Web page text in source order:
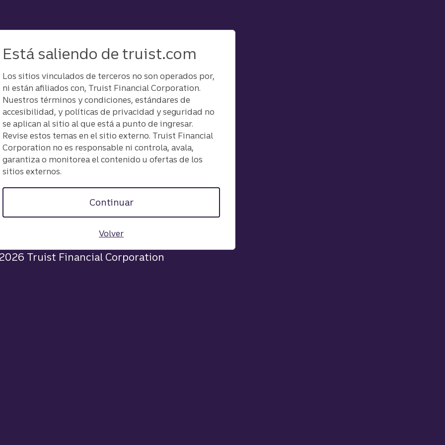
Está saliendo de truist.com
Los sitios vinculados de terceros no son operados por,
ni están afiliados con, Truist Financial Corporation.
Nuestros términos y condiciones, estándares de
accesibilidad, y políticas de privacidad y seguridad no
se aplican al sitio al que está a punto de ingresar.
Revise estos temas en el sitio externo. Truist Financial
Corporation no es responsable ni controla, avala,
garantiza o monitorea el contenido u ofertas de los
sitios externos.
Continuar
Volver
Truist Financial Corporation